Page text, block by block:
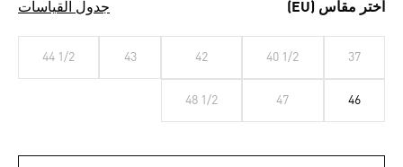
اختر مقاس (EU) جدول القياسات
37
40 1/2
42
43
44 1/2
46
47
48 1/2